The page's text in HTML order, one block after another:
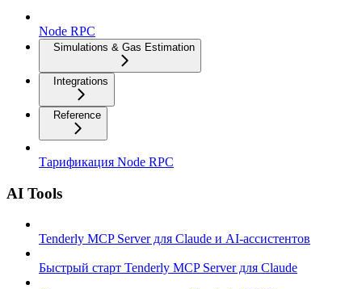
Node RPC
Simulations & Gas Estimation
Integrations
Reference
Тарификация Node RPC
AI Tools
Tenderly MCP Server для Claude и AI-ассистентов
Быстрый старт Tenderly MCP Server для Claude